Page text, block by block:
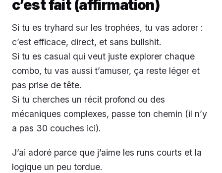
c’est fait (affirmation)
Si tu es tryhard sur les trophées, tu vas adorer :
c’est efficace, direct, et sans bullshit.
Si tu es casual qui veut juste explorer chaque
combo, tu vas aussi t’amuser, ça reste léger et
pas prise de tête.
Si tu cherches un récit profond ou des
mécaniques complexes, passe ton chemin (il n’y
a pas 30 couches ici).
J’ai adoré parce que j’aime les runs courts et la
logique un peu tordue.